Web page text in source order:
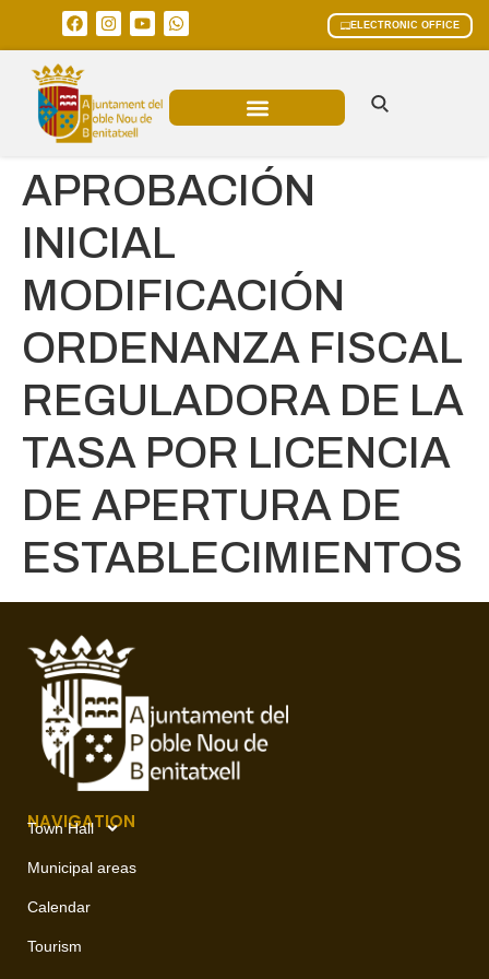
ELECTRONIC OFFICE
APROBACIÓN
INICIAL
MODIFICACIÓN
ORDENANZA FISCAL
REGULADORA DE LA
TASA POR LICENCIA
DE APERTURA DE
ESTABLECIMIENTOS
NAVIGATION
Town Hall
Municipal areas
Calendar
Tourism